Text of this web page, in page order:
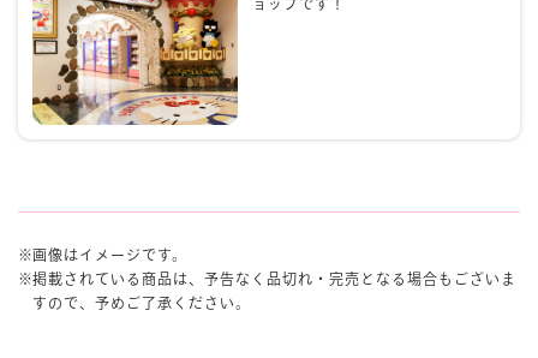
ョップです！
画像はイメージです。
掲載されている商品は、予告なく品切れ・完売となる場合もございま
すので、予めご了承ください。